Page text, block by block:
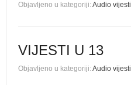
Objavljeno u kategoriji:Audio vijesti
VIJESTI U 13
Objavljeno u kategoriji:Audio vijesti